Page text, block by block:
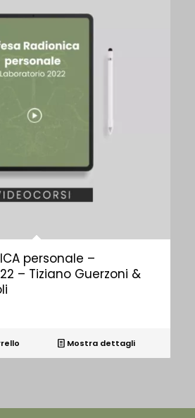
personale –
– Tiziano Guerzoni &
Mostra dettagli